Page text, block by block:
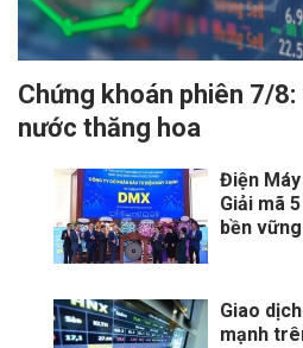
Chứng khoán phiên 7/8:
nước thăng hoa
Điện Máy
Giải mã
bền
Giao
mạnh